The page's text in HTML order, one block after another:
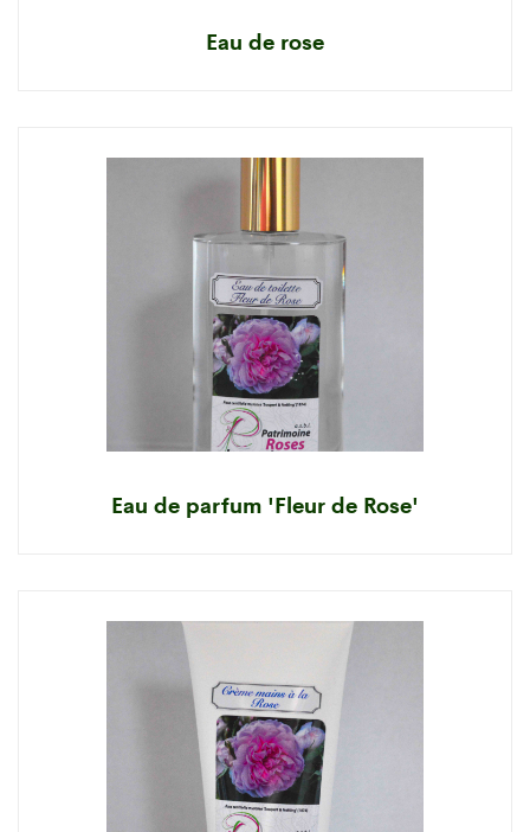
Eau de rose
Eau de parfum 'Fleur de Rose'